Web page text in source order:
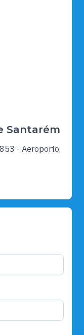
Santarém
853 - Aeroporto